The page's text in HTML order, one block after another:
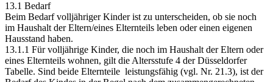
13.1 Bedarf
Beim Bedarf volljähriger Kinder ist zu unterscheiden, ob sie noch
im Haushalt der Eltern/eines Elternteils leben oder einen eigenen
Hausstand haben.
13.1.1 Für volljährige Kinder, die noch im Haushalt der Eltern oder
eines Elternteils wohnen, gilt die Altersstufe 4 der Düsseldorfer
Tabelle. Sind beide Elternteile leistungsfähig (vgl. Nr. 21.3), ist der